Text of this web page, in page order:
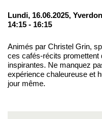
Lundi, 16.06.2025,
14:15 - 16:15
Animés par Christel Grin,
ces cafés-récits
inspirantes. Ne manquez
expérience chaleureuse et
jour même.